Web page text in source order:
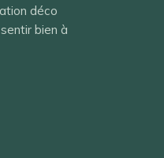
déco
bien à